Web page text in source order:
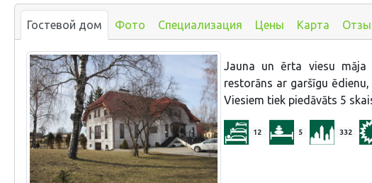
Гостевой дом Фото Специализация Цены Карта
Jauna un ērta viesu māja
restorāns ar garšīgu
Viesiem tiek piedāvāts 5
12 5 332